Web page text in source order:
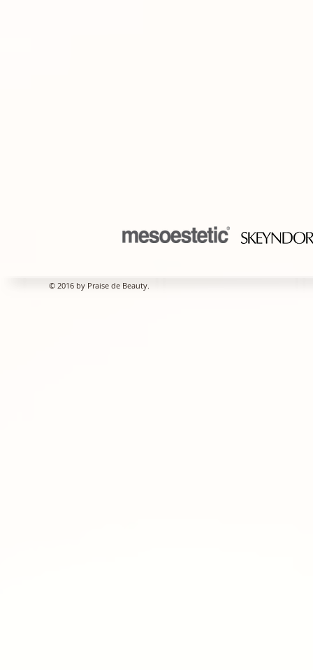
© 2016 by Praise de Beauty.